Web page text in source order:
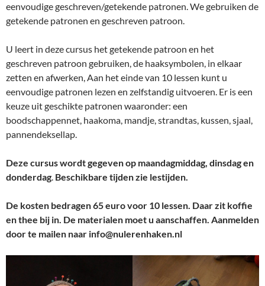
eenvoudige geschreven/getekende patronen. We gebruiken de
getekende patronen en geschreven patroon.
U leert in deze cursus het getekende patroon en het
geschreven patroon gebruiken, de haaksymbolen, in elkaar
zetten en afwerken, Aan het einde van 10 lessen kunt u
eenvoudige patronen lezen en zelfstandig uitvoeren. Er is een
keuze uit geschikte patronen waaronder: een
boodschappennet, haakoma, mandje, strandtas, kussen, sjaal,
pannendeksellap.
Deze cursus wordt gegeven op maandagmiddag, dinsdag en
donderdag. Beschikbare tijden zie lestijden.
De kosten bedragen 65 euro voor 10 lessen. Daar zit koffie
en thee bij in. De materialen moet u aanschaffen. Aanmelden
door te mailen naar info@nulerenhaken.nl